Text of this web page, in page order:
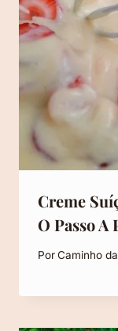
Creme
O Passo A
PorCaminho